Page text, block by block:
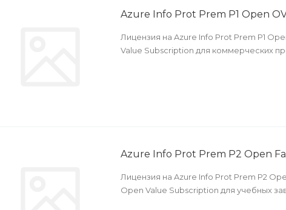
Azure Info Prot Prem P1 Open
Лицензия на Azure Info Prot Prem P1
Value Subscription для коммерческих
Azure Info Prot Prem P2 Open
Лицензия на Azure Info Prot Prem P2
Open Value Subscription для учебных